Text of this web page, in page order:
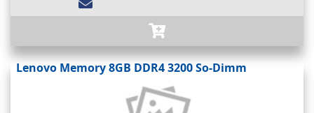
Lenovo Memory 8GB DDR4 3200 So-Dimm